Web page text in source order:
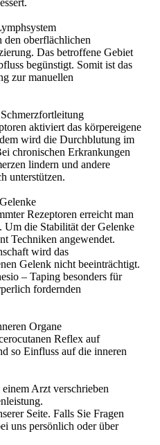
den oberflächlichen
Das betroffene Gebiet
begünstigt. Somit ist das
zur manuellen
aktiviert das körpereigene
wird die Durchblutung im
chronischen Erkrankungen
lindern und andere
unterstützen.
Rezeptoren erreicht man
Um die Stabilität der Gelenke
Techniken angewendet.
wird das
Gelenk nicht beeinträchtigt.
– Taping besonders für
fordernden
Organe
Reflex auf
so Einfluss auf die inneren
Arzt verschrieben
Seite. Falls Sie Fragen
uns persönlich oder über